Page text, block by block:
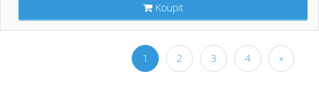
Koupit
1 2 3 4 »